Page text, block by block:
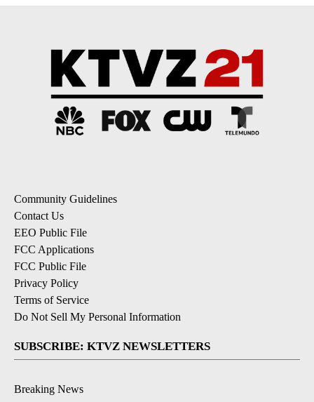
Community Guidelines
Contact Us
EEO Public File
FCC Applications
FCC Public File
Privacy Policy
Terms of Service
Do Not Sell My Personal Information
SUBSCRIBE: KTVZ NEWSLETTERS
Breaking News